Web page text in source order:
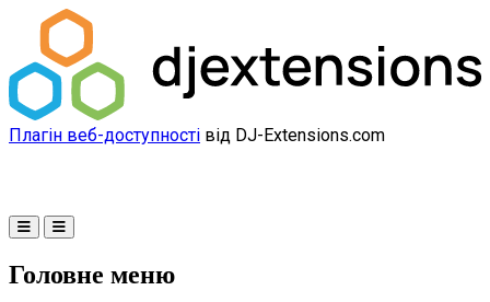
Плагін веб-доступності від DJ-Extensions.com
Головне меню